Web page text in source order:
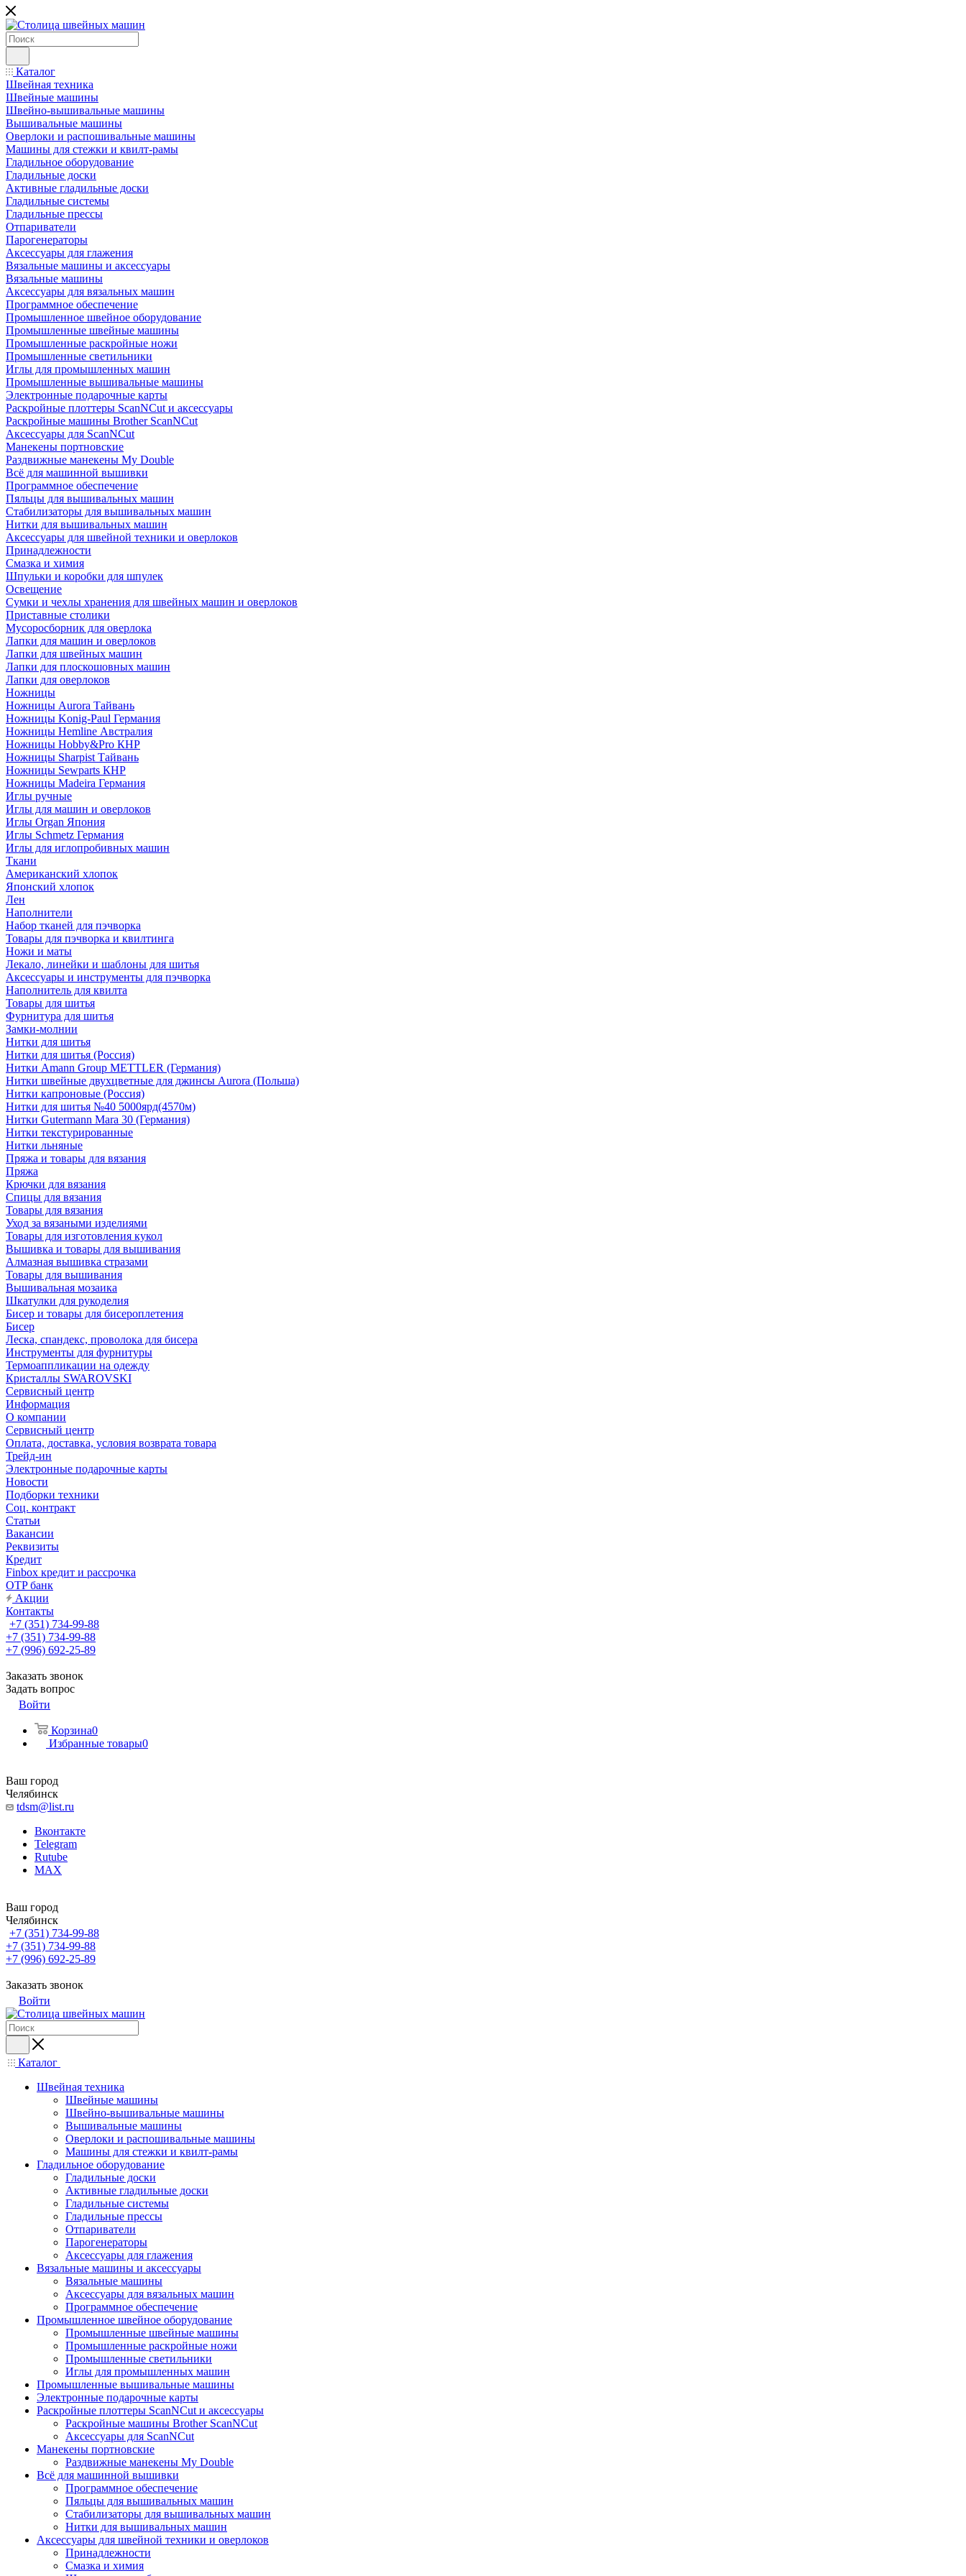
Каталог
Швейная техника
Швейные машины
Швейно-вышивальные машины
Вышивальные машины
Оверлоки и распошивальные машины
Машины для стежки и квилт-рамы
Гладильное оборудование
Гладильные доски
Активные гладильные доски
Гладильные системы
Гладильные прессы
Отпариватели
Парогенераторы
Аксессуары для глажения
Вязальные машины и аксессуары
Вязальные машины
Аксессуары для вязальных машин
Программное обеспечение
Промышленное швейное оборудование
Промышленные швейные машины
Промышленные раскройные ножи
Промышленные светильники
Иглы для промышленных машин
Промышленные вышивальные машины
Электронные подарочные карты
Раскройные плоттеры ScanNCut и аксессуары
Раскройные машины Brother ScanNCut
Аксессуары для ScanNCut
Манекены портновские
Раздвижные манекены My Double
Всё для машинной вышивки
Программное обеспечение
Пяльцы для вышивальных машин
Стабилизаторы для вышивальных машин
Нитки для вышивальных машин
Аксессуары для швейной техники и оверлоков
Принадлежности
Смазка и химия
Шпульки и коробки для шпулек
Освещение
Сумки и чехлы хранения для швейных машин и оверлоков
Приставные столики
Мусоросборник для оверлока
Лапки для машин и оверлоков
Лапки для швейных машин
Лапки для плоскошовных машин
Лапки для оверлоков
Ножницы
Ножницы Aurora Тайвань
Ножницы Konig-Paul Германия
Ножницы Hemline Австралия
Ножницы Hobby&Pro КНР
Ножницы Sharpist Тайвань
Ножницы Sewparts КНР
Ножницы Madeira Германия
Иглы ручные
Иглы для машин и оверлоков
Иглы Organ Япония
Иглы Schmetz Германия
Иглы для иглопробивных машин
Ткани
Американский хлопок
Японский хлопок
Лен
Наполнители
Набор тканей для пэчворка
Товары для пэчворка и квилтинга
Ножи и маты
Лекало, линейки и шаблоны для шитья
Аксессуары и инструменты для пэчворка
Наполнитель для квилта
Товары для шитья
Фурнитура для шитья
Замки-молнии
Нитки для шитья
Нитки для шитья (Россия)
Нитки Amann Group METTLER (Германия)
Нитки швейные двухцветные для джинсы Aurora (Польша)
Нитки капроновые (Россия)
Нитки для шитья №40 5000ярд(4570м)
Нитки Gutermann Mara 30 (Германия)
Нитки текстурированные
Нитки льняные
Пряжа и товары для вязания
Пряжа
Крючки для вязания
Спицы для вязания
Товары для вязания
Уход за вязаными изделиями
Товары для изготовления кукол
Вышивка и товары для вышивания
Алмазная вышивка стразами
Товары для вышивания
Вышивальная мозаика
Шкатулки для рукоделия
Бисер и товары для бисероплетения
Бисер
Леска, спандекс, проволока для бисера
Инструменты для фурнитуры
Термоаппликации на одежду
Кристаллы SWAROVSKI
Сервисный центр
Информация
О компании
Сервисный центр
Оплата, доставка, условия возврата товара
Трейд-ин
Электронные подарочные карты
Новости
Подборки техники
Соц. контракт
Статьи
Вакансии
Реквизиты
Кредит
Finbox кредит и рассрочка
OTP банк
Акции
Контакты
+7 (351) 734-99-88
+7 (351) 734-99-88
+7 (996) 692-25-89
Заказать звонок
Задать вопрос
Войти
Корзина0
Избранные товары0
Ваш город
Челябинск
tdsm@list.ru
Вконтакте
Telegram
Rutube
MAX
Ваш город
Челябинск
+7 (351) 734-99-88
+7 (351) 734-99-88
+7 (996) 692-25-89
Заказать звонок
Войти
Каталог
Швейная техника
Швейные машины
Швейно-вышивальные машины
Вышивальные машины
Оверлоки и распошивальные машины
Машины для стежки и квилт-рамы
Гладильное оборудование
Гладильные доски
Активные гладильные доски
Гладильные системы
Гладильные прессы
Отпариватели
Парогенераторы
Аксессуары для глажения
Вязальные машины и аксессуары
Вязальные машины
Аксессуары для вязальных машин
Программное обеспечение
Промышленное швейное оборудование
Промышленные швейные машины
Промышленные раскройные ножи
Промышленные светильники
Иглы для промышленных машин
Промышленные вышивальные машины
Электронные подарочные карты
Раскройные плоттеры ScanNCut и аксессуары
Раскройные машины Brother ScanNCut
Аксессуары для ScanNCut
Манекены портновские
Раздвижные манекены My Double
Всё для машинной вышивки
Программное обеспечение
Пяльцы для вышивальных машин
Стабилизаторы для вышивальных машин
Нитки для вышивальных машин
Аксессуары для швейной техники и оверлоков
Принадлежности
Смазка и химия